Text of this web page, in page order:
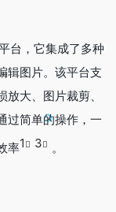
台，它集成了多种
辑图片。该平台支
大、图片裁剪、
过简单的操作，一
率1 3 。